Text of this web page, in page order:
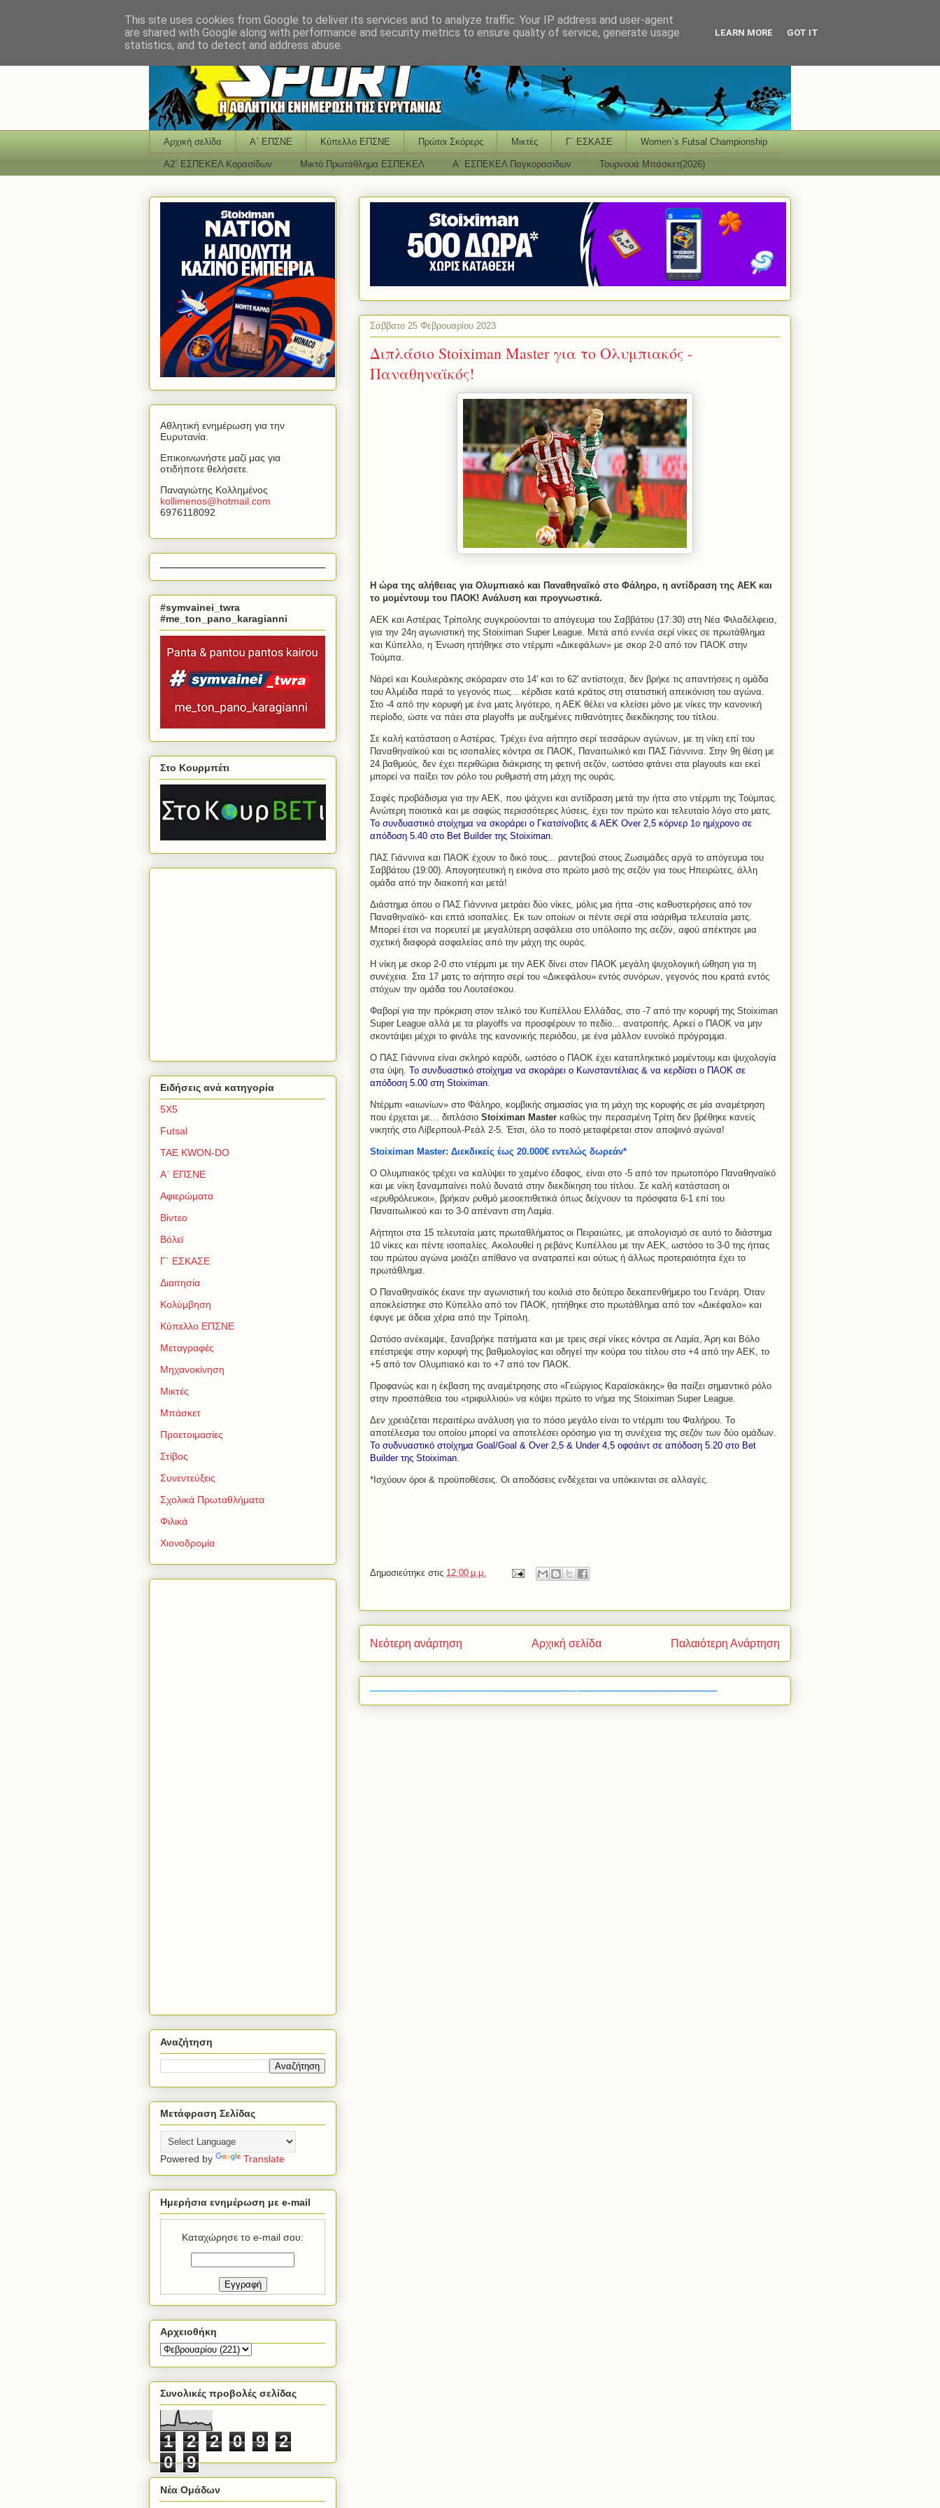
Αρχική σελίδα Α΄ ΕΠΣΝΕ Κύπελλο ΕΠΣΝΕ Πρώτοι Σκόρερς Μικτές Γ΄ ΕΣΚΑΣΕ Women΄s Futsal Championship
Α2΄ ΕΣΠΕΚΕΛ Κορασίδων Μικτό Πρωτάθλημα ΕΣΠΕΚΕΛ Α΄ ΕΣΠΕΚΕΛ Παγκορασίδων Τουρνουά Μπάσκετ(2026)
Σάββατο 25 Φεβρουαρίου 2023
Διπλάσιο Stoiximan Master για το Ολυμπιακός -
Παναθηναϊκός!
Η ώρα της αλήθειας για Ολυμπιακό και Παναθηναϊκό στο Φάληρο, η αντίδραση της ΑΕΚ και
το μομέντουμ του ΠΑΟΚ! Ανάλυση και προγνωστικά.
ΑΕΚ και Αστέρας Τρίπολης συγκρούονται το απόγευμα του Σαββάτου (17:30) στη Νέα Φιλαδέλφεια,
για την 24η αγωνιστική της Stoiximan Super League. Μετά από εννέα σερί νίκες σε πρωτάθλημα
και Κύπελλο, η Ένωση ηττήθηκε στο ντέρμπι «Δικεφάλων» με σκορ 2-0 από τον ΠΑΟΚ στην
Τούμπα.
Νάρεϊ και Κουλιεράκης σκόραραν στο 14' και το 62' αντίστοιχα, δεν βρήκε τις απαντήσεις η ομάδα
του Αλμέιδα παρά το γεγονός πως... κέρδισε κατά κράτος στη στατιστική απεικόνιση του αγώνα.
Στο -4 από την κορυφή με ένα ματς λιγότερο, η ΑΕΚ θέλει να κλείσει μόνο με νίκες την κανονική
περίοδο, ώστε να πάει στα playoffs με αυξημένες πιθανότητες διεκδίκησης του τίτλου.
Σε καλή κατάσταση ο Αστέρας. Τρέχει ένα αήττητο σερί τεσσάρων αγώνων, με τη νίκη επί του
Παναθηναϊκού και τις ισοπαλίες κόντρα σε ΠΑΟΚ, Παναιτωλικό και ΠΑΣ Γιάννινα. Στην 9η θέση με
24 βαθμούς, δεν έχει περιθώρια διάκρισης τη φετινή σεζόν, ωστόσο φτάνει στα playouts και εκεί
μπορεί να παίξει τον ρόλο του ρυθμιστή στη μάχη της ουράς.
Σαφές προβάδισμα για την ΑΕΚ, που ψάχνει και αντίδραση μετά την ήττα στο ντέρμπι της Τούμπας.
Ανώτερη ποιοτικά και με σαφώς περισσότερες λύσεις, έχει τον πρώτο και τελευταίο λόγο στο ματς.
Το συνδυαστικό στοίχημα να σκοράρει ο Γκατσίνοβιτς & ΑΕΚ Over 2,5 κόρνερ 1ο ημίχρονο σε
απόδοση 5.40 στο Bet Builder της Stoiximan.
ΠΑΣ Γιάννινα και ΠΑΟΚ έχουν το δικό τους... ραντεβού στους Ζωσιμάδες αργά το απόγευμα του
Σαββάτου (19:00). Απογοητευτική η εικόνα στο πρώτο μισό της σεζόν για τους Ηπειρώτες, άλλη
ομάδα από την διακοπή και μετά!
Διάστημα όπου ο ΠΑΣ Γιάννινα μετράει δύο νίκες, μόλις μια ήττα -στις καθυστερήσεις από τον
Παναθηναϊκό- και επτά ισοπαλίες. Εκ των οποίων οι πέντε σερί στα ισάριθμα τελευταία ματς.
Μπορεί έτσι να πορευτεί με μεγαλύτερη ασφάλεια στο υπόλοιπο της σεζόν, αφού απέκτησε μια
σχετική διαφορά ασφαλείας από την μάχη της ουράς.
Η νίκη με σκορ 2-0 στο ντέρμπι με την ΑΕΚ δίνει στον ΠΑΟΚ μεγάλη ψυχολογική ώθηση για τη
συνέχεια. Στα 17 ματς το αήττητο σερί του «Δικεφάλου» εντός συνόρων, γεγονός που κρατά εντός
στόχων την ομάδα του Λουτσέσκου.
Φαβορί για την πρόκριση στον τελικό του Κυπέλλου Ελλάδας, στο -7 από την κορυφή της Stoiximan
Super League αλλά με τα playoffs να προσφέρουν το πεδίο... ανατροπής. Αρκεί ο ΠΑΟΚ να μην
σκοντάψει μέχρι το φινάλε της κανονικής περιόδου, με ένα μάλλον ευνοϊκό πρόγραμμα.
Ο ΠΑΣ Γιάννινα είναι σκληρό καρύδι, ωστόσο ο ΠΑΟΚ έχει καταπληκτικό μομέντουμ και ψυχολογία
στα ύψη. Το συνδυαστικό στοίχημα να σκοράρει ο Κωνσταντέλιας & να κερδίσει ο ΠΑΟΚ σε
απόδοση 5.00 στη Stoiximan.
Ντέρμπι «αιωνίων» στο Φάληρο, κομβικής σημασίας για τη μάχη της κορυφής σε μία αναμέτρηση
που έρχεται με… διπλάσιο Stoiximan Master καθώς την περασμένη Τρίτη δεν βρέθηκε κανείς
νικητής στο Λίβερπουλ-Ρεάλ 2-5. Έτσι, όλο το ποσό μεταφέρεται στον αποψινό αγώνα!
Stoiximan Master: Διεκδικείς έως 20.000€ εντελώς δωρεάν*
Ο Ολυμπιακός τρέχει να καλύψει το χαμένο έδαφος, είναι στο -5 από τον πρωτοπόρο Παναθηναϊκό
και με νίκη ξαναμπαίνει πολύ δυνατά στην διεκδίκηση του τίτλου. Σε καλή κατάσταση οι
«ερυθρόλευκοι», βρήκαν ρυθμό μεσοεπιθετικά όπως δείχνουν τα πρόσφατα 6-1 επί του
Παναιτωλικού και το 3-0 απέναντι στη Λαμία.
Αήττητοι στα 15 τελευταία ματς πρωταθλήματος οι Πειραιώτες, με απολογισμό σε αυτό το διάστημα
10 νίκες και πέντε ισοπαλίες. Ακολουθεί η ρεβάνς Κυπέλλου με την ΑΕΚ, ωστόσο το 3-0 της ήττας
του πρώτου αγώνα μοιάζει απίθανο να ανατραπεί και ούτως ή άλλως προτεραιότητα έχει το
πρωτάθλημα.
Ο Παναθηναϊκός έκανε την αγωνιστική του κοιλιά στο δεύτερο δεκαπενθήμερο του Γενάρη. Όταν
αποκλείστηκε στο Κύπελλο από τον ΠΑΟΚ, ηττήθηκε στο πρωτάθλημα από τον «Δικέφαλο» και
έφυγε με άδεια χέρια από την Τρίπολη.
Ωστόσο ανέκαμψε, ξαναβρήκε πατήματα και με τρεις σερί νίκες κόντρα σε Λαμία, Άρη και Βόλο
επέστρεψε στην κορυφή της βαθμολογίας και οδηγεί την κούρα του τίτλου στο +4 από την ΑΕΚ, το
+5 από τον Ολυμπιακό και το +7 από τον ΠΑΟΚ.
Προφανώς και η έκβαση της αναμέτρησης στο «Γεώργιος Καραϊσκάκης» θα παίξει σημαντικό ρόλο
στην προσπάθεια του «τριφυλλιού» να κόψει πρώτο το νήμα της Stoiximan Super League.
Δεν χρειάζεται περαιτέρω ανάλυση για το πόσο μεγάλο είναι το ντέρμπι του Φαλήρου. Το
αποτέλεσμα του οποίου μπορεί να αποτελέσει ορόσημο για τη συνέχεια της σεζόν των δύο ομάδων.
Το συδνυαστικό στοίχημα Goal/Goal & Over 2,5 & Under 4,5 οφσάιντ σε απόδοση 5.20 στο Bet
Builder της Stoiximan.
*Ισχύουν όροι & προϋποθέσεις. Οι αποδόσεις ενδέχεται να υπόκεινται σε αλλαγές.
Δημοσιεύτηκε στις 12:00 μ.μ.
Νεότερη ανάρτηση Παλαιότερη Ανάρτηση
Αρχική σελίδα
Αθλητική ενημέρωση για την
Ευρυτανία.
Επικοινωνήστε μαζί μας για
οτιδήποτε θελήσετε.
Παναγιώτης Κολλημένος
kollimenos@hotmail com
6976118092
#symvainei_twra
#me_ton_pano_karagianni
Στο Κουρμπέτι
Ειδήσεις ανά κατηγορία
5Χ5
Futsal
TAE KWON-DO
Α΄ ΕΠΣΝΕ
Αφιερώματα
Βίντεο
Βόλεϊ
Γ΄ ΕΣΚΑΣΕ
Διαιτησία
Κολύμβηση
Κύπελλο ΕΠΣΝΕ
Μεταγραφές
Μηχανοκίνηση
Μικτές
Μπάσκετ
Προετοιμασίες
Στίβος
Συνεντεύξεις
Σχολικά Πρωταθλήματα
Φιλικά
Χιονοδρομία
Αναζήτηση
Μετάφραση Σελίδας
Powered by Translate
Ημερήσια ενημέρωση με e-mail
Καταχώρησε το e-mail σου:
Αρχειοθήκη
Συνολικές προβολές σελίδας
1 2 2 0 9
2
0
9
Νέα Ομάδων
This site uses cookies from Google to deliver its services and to analyze traffic. Your IP address and user-agent
are shared with Google along with performance and security metrics to ensure quality of service, generate usage
statistics, and to detect and address abuse.
LEARN MORE GOT IT